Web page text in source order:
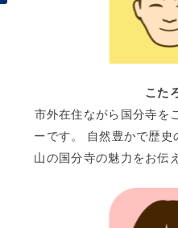
こた
市外在住ながら国分寺を
ーです。 自然豊かで歴史
山の国分寺の魅力をお伝